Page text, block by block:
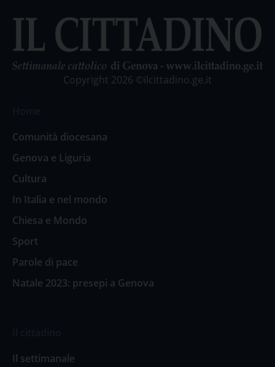
Copyright 2026 ©ilcittadino.ge.it
Comunità diocesana
Genova e Liguria
Cultura
In Italia e nel mondo
Chiesa e Mondo
Sport
Parole di pace
Natale 2023: presepi a Genova
Il settimanale